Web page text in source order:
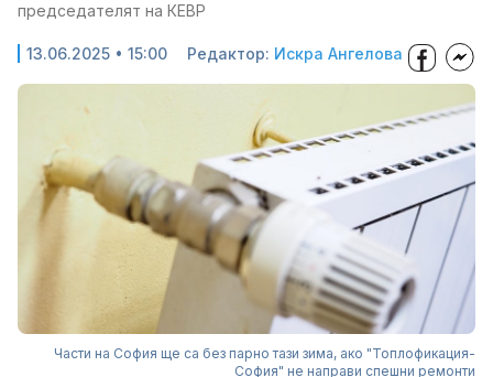
председателят на КЕВР
13.06.2025 • 15:00 Редактор: Искра Ангелова
Части на София ще са без парно тази зима, ако "Топлофикация-
София" не направи спешни ремонти